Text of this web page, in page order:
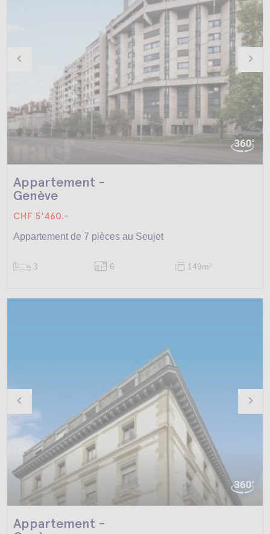
Appartement -
Genève
CHF 5'460.-
Appartement de 7 pièces au Seujet
3 6 149m2
Appartement -